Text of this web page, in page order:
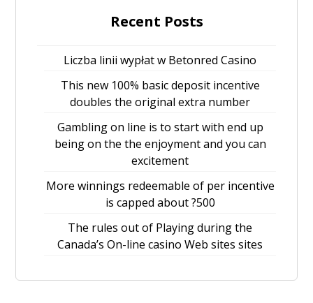
Recent Posts
Liczba linii wypłat w Betonred Casino
This new 100% basic deposit incentive
doubles the original extra number
Gambling on line is to start with end up
being on the the enjoyment and you can
excitement
More winnings redeemable of per incentive
is capped about ?500
The rules out of Playing during the
Canada’s On-line casino Web sites sites